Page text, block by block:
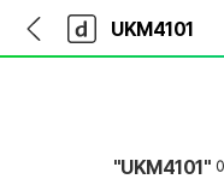
다
나
와
가
다
와
"UKM4101"